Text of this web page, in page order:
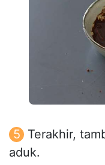
Terakhir,
aduk.